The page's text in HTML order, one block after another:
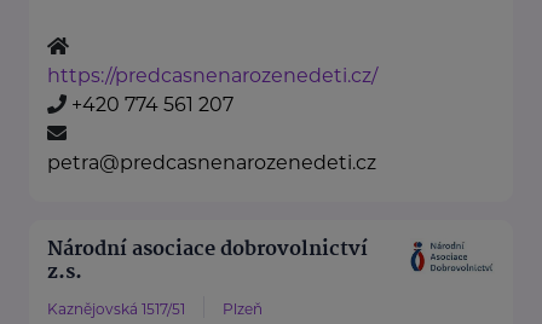
https://predcasnenarozenedeti.cz/
+420 774 561 207
petra@predcasnenarozenedeti.cz
Národní asociace dobrovolnictví
z.s.
Kaznějovská 1517/51 Plzeň